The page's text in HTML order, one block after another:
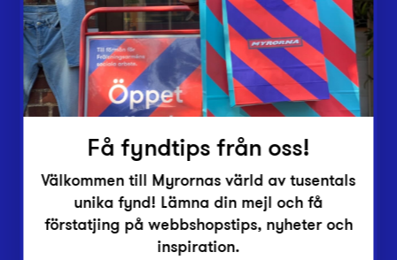
Inlämningsplatser
Om Myrorna
Lediga jobb
Pressrum
Få fyndtips från oss!
Välkommen till Myrornas värld av tusentals
unika fynd! Lämna din mejl och få
förstatjing på webbshopstips, nyheter och
inspiration.